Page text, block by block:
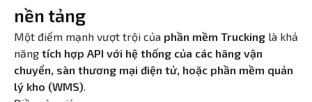
nền tảng
Một điểm mạnh vượt trội của phần mềm Trucking là khả
năng tích hợp API với hệ thống của các hãng vận
chuyển, sàn thương mại điện tử, hoặc phần mềm quản
lý kho (WMS)